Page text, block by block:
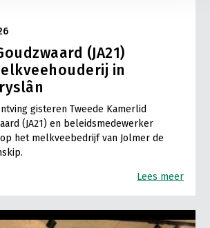
(JA21)
in
gisteren Tweede Kamerlid
(JA21) en beleidsmedewerker
het melkveebedrijf van Jolmer de
Lees meer